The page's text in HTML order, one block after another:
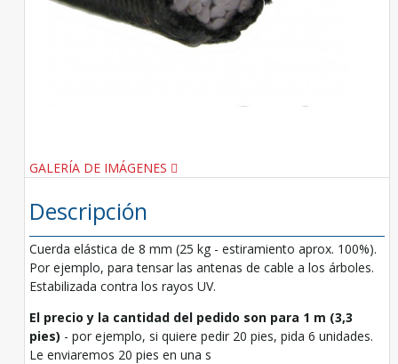
GALERÍA DE IMÁGENES
Descripción
Cuerda elástica de 8 mm (25 kg - estiramiento aprox. 100%).
Por ejemplo, para tensar las antenas de cable a los árboles.
Estabilizada contra los rayos UV.
El precio y la cantidad del pedido son para 1 m (3,3
pies) - por ejemplo, si quiere pedir 20 pies, pida 6 unidades.
Le enviaremos 20 pies en una s